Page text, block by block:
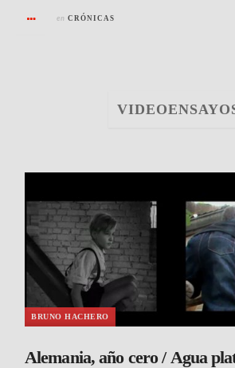
en CRÓNICAS
BRUNO HACHERO
Alemania, año cero / Agua